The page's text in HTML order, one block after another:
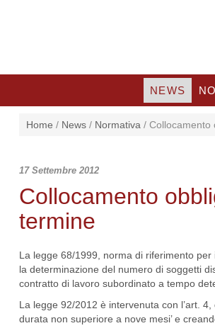
NEWS
Home / News / Normativa / Collocamento
17 Settembre 2012
Collocamento
termine
La legge 68/1999, norma di riferimento
la determinazione del numero di soggetti
contratto di lavoro subordinato a tempo
La legge 92/2012 è intervenuta con l’art.
durata non superiore a nove mesi’ e